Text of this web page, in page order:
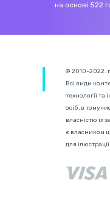
на основі 522
© 2010-2022.
Всі види
технології та
осіб, в тому
власністю їх
є власником
для